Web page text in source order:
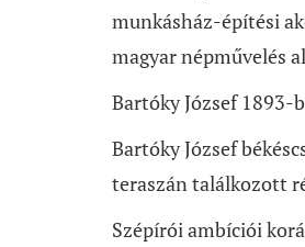
munkásház-építési
magyar népművelés
Bartóky József 1893-
Bartóky József
teraszán találkozott
Szépírói ambíciói